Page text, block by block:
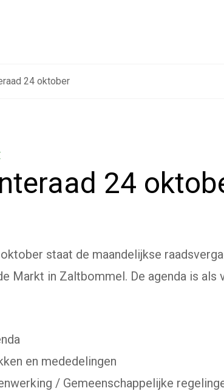
24 oktober
24
staat de maandelijkse
Markt in Zaltbommel. De agenda is als
en mededelingen
/ Gemeenschappelijke